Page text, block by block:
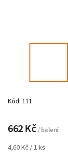
Kód: 111
662 Kč/ balení
4,60 Kč / 1 ks